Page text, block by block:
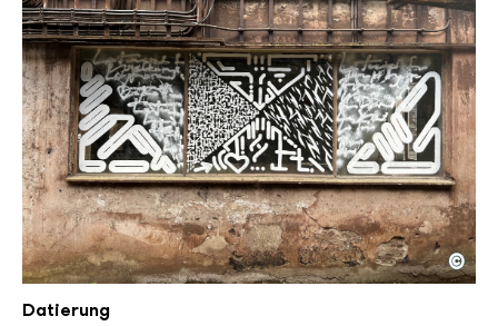
Lek Sowat Steuerhaus
Copyright: Weltkulturerbe Völklinger Hütte /
©
Datierung